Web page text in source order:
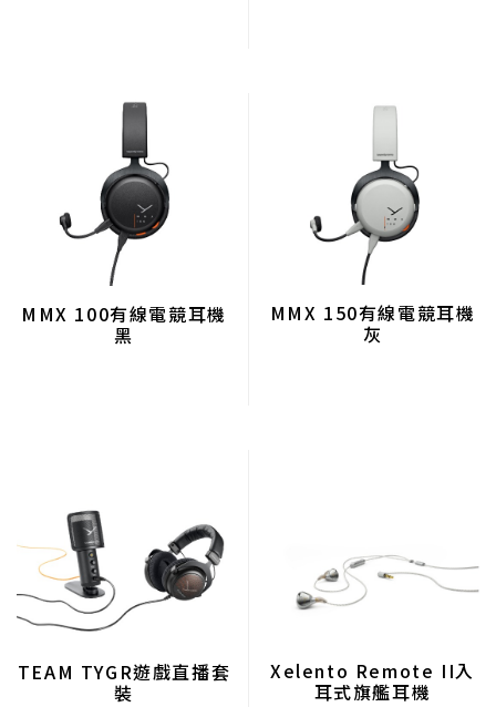
MMX 100有線電競耳機
黑
MMX 150有線電競耳機
灰
TEAM TYGR遊戲直播套
裝
Xelento Remote II入
耳式旗艦耳機